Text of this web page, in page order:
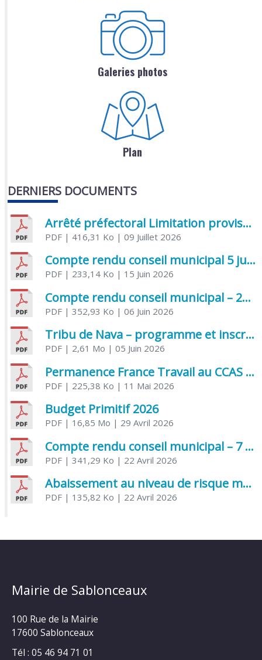
Galeries photos
Plan
DERNIERS DOCUMENTS
Arrêté préfectoral Limitation provisoire des usages de l’eau
PDF| 416,31 Ko | 09 Juillet 2026
Compte rendu conseil municipal 5 juin 2026 sénatoriale
PDF| 233,14 Ko | 15 Juin 2026
Compte rendu conseil municipal – 21 avril 2026
PDF| 352,93 Ko | 06 Juin 2026
Tribu de Nava – programme et inscriptions été 2026
PDF| 2,61 Mo | 05 Juin 2026
Permanence France Travail au CCAS de Saujon Juin 2026
PDF| 225,38 Ko | 11 Mai 2026
Budget Primitif 2026
PDF| 16,85 Mo | 29 Avril 2026
Compte rendu conseil municipal – 7 avril 2026
PDF| 341,29 Ko | 22 Avril 2026
Abaissement au niveau de risque modéré de l’Influenza aviaire
PDF| 135,82 Ko | 22 Avril 2026
Mairie de Sablonceaux
100 Rue de la Mairie
17600 Sablonceaux
Tél : 05 46 94 71 01